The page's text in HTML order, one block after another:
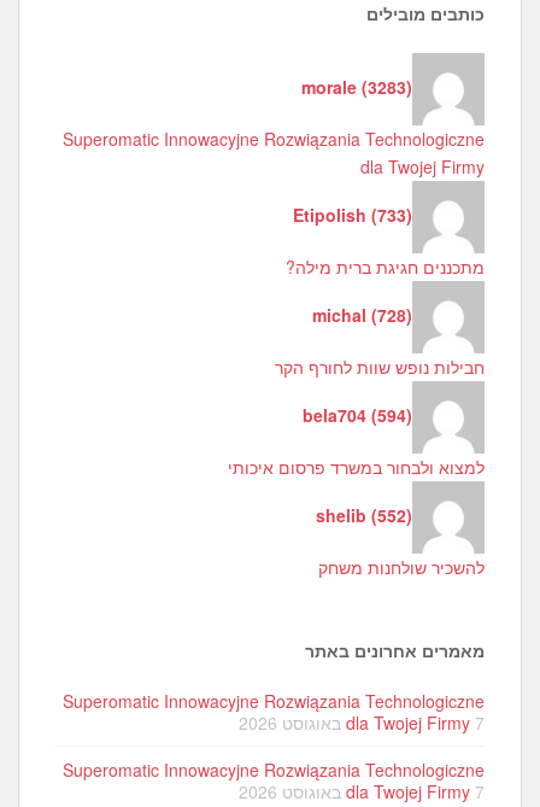
כותבים מובילים
morale (3283)
Superomatic Innowacyjne Rozwiązania Technologiczne
dla Twojej Firmy
Etipolish (733)
מתכננים חגיגת ברית מילה?
michal (728)
חבילות נופש שוות לחורף הקר
bela704 (594)
למצוא ולבחור במשרד פרסום איכותי
shelib (552)
להשכיר שולחנות משחק
מאמרים אחרונים באתר
Superomatic Innowacyjne Rozwiązania Technologiczne
dla Twojej Firmy 7 באוגוסט 2026
Superomatic Innowacyjne Rozwiązania Technologiczne
dla Twojej Firmy 7 באוגוסט 2026